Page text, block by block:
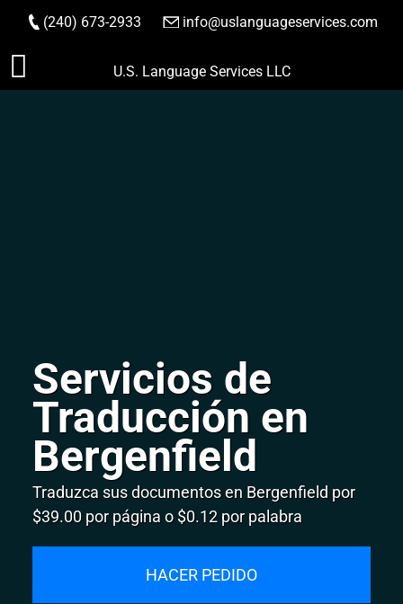
Saltar
(240) 673-2933 info@uslanguageservices.com
HACER PEDIDO
U.S. Language Services LLC
Servicios de
Traducción en
Bergenfield
Traduzca sus documentos en Bergenfield por
$39.00 por página o $0.12 por palabra
HACER PEDIDO